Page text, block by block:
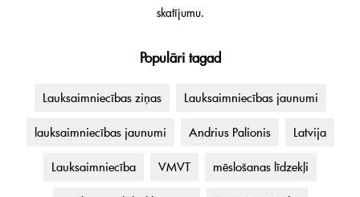
skatījumu.
Populāri tagad
Lauksaimniecības ziņas Lauksaimniecības jaunumi
lauksaimniecības jaunumi Andrius Palionis Latvija
Lauksaimniecība VMVT mēslošanas līdzekļi